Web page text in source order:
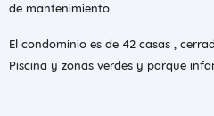
de mantenimiento .
El condominio es de 42 casas ,
Piscina y zonas verdes y parque